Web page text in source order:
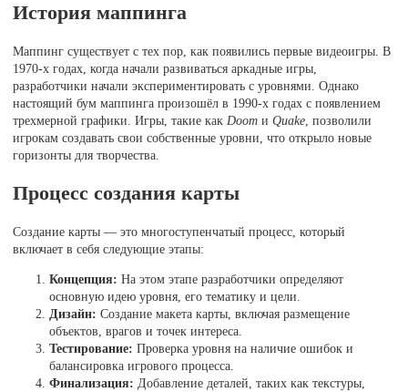
История маппинга
Маппинг существует с тех пор, как появились первые видеоигры. В
1970-х годах, когда начали развиваться аркадные игры,
разработчики начали экспериментировать с уровнями. Однако
настоящий бум маппинга произошёл в 1990-х годах с появлением
трехмерной графики. Игры, такие как Doom иQuake , позволили
игрокам создавать свои собственные уровни, что открыло новые
горизонты для творчества.
Процесс создания карты
Создание карты — это многоступенчатый процесс, который
включает в себя следующие этапы:
Концепция: На этом этапе разработчики определяют
основную идею уровня, его тематику и цели.
Дизайн: Создание макета карты, включая размещение
объектов, врагов и точек интереса.
Тестирование: Проверка уровня на наличие ошибок и
балансировка игрового процесса.
Финализация: Добавление деталей, таких как текстуры,